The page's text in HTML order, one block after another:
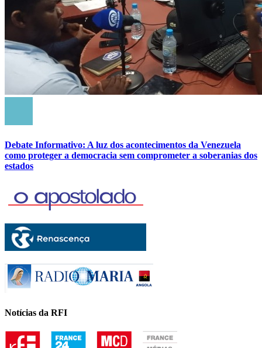
Debate Informativo: A luz dos acontecimentos da Venezuela
como proteger a democracia sem comprometer a soberanias dos
estados
Notícias da RFI